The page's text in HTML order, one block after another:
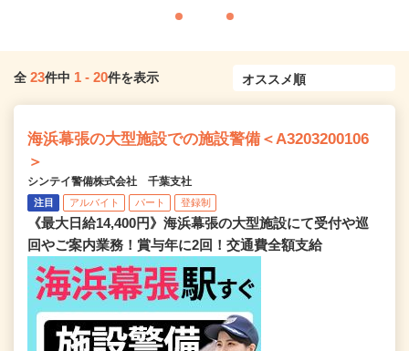
全 23件中 1 - 20件を表示
海浜幕張の大型施設での施設警備＜A3203200106
＞
シンテイ警備株式会社 千葉支社
注目 アルバイト パート 登録制
《最大日給14,400円》海浜幕張の大型施設にて受付や巡
回やご案内業務！賞与年に2回！交通費全額支給